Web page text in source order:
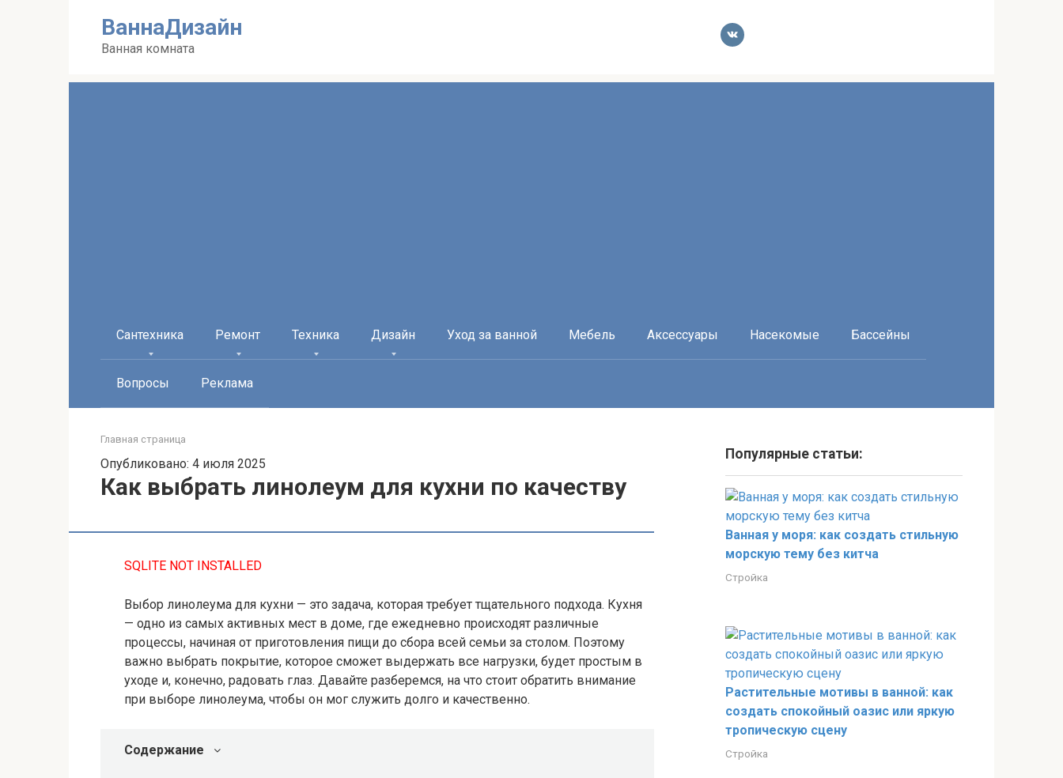
ВаннаДизайн
Ванная комната
Сантехника Ремонт Техника Дизайн Уход за ванной Мебель Аксессуары Насекомые Бассейны
Вопросы Реклама
Главная страница
Опубликовано: 4 июля 2025
Как выбрать линолеум для кухни по качеству
SQLITE NOT INSTALLED
Выбор линолеума для кухни — это задача, которая требует тщательного подхода. Кухня
— одно из самых активных мест в доме, где ежедневно происходят различные
процессы, начиная от приготовления пищи до сбора всей семьи за столом. Поэтому
важно выбрать покрытие, которое сможет выдержать все нагрузки, будет простым в
уходе и, конечно, радовать глаз. Давайте разберемся, на что стоит обратить внимание
при выборе линолеума, чтобы он мог служить долго и качественно.
Содержание
Популярные статьи:
Ванная у моря: как создать стильную
морскую тему без китча
Стройка
Растительные мотивы в ванной: как
создать спокойный оазис или яркую
тропическую сцену
Стройка